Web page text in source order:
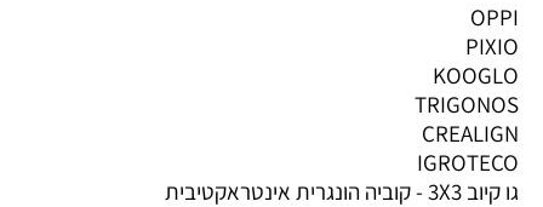
OPPI
PIXIO
KOOGLO
TRIGONOS
CREALIGN
IGROTECO
גו קיוב 3X3 - קוביה הונגרית אינטראקטיבית